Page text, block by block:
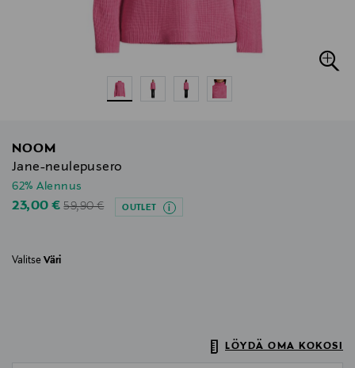
NOOM
Jane-neulepusero
62% Alennus
Discounted Price
23,00 €Original Price
59,90 € OUTLET
Valitse Väri
LÖYDÄ OMA KOKOSI